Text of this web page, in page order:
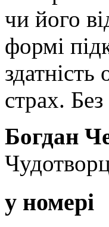
чи його
формі
страх.
Богдан
у номері